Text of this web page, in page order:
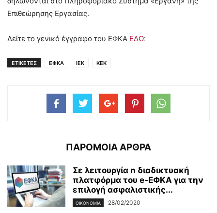
Επιθεώρησης Εργασίας.
Δείτε το γενικό έγγραφο του ΕΦΚΑ ΕΔΩ:
ΕΤΙΚΕΤΕΣ ΕΦΚΑ ΙΕΚ ΚΕΚ
ΠΑΡΟΜΟΙΑ ΑΡΘΡΑ
Σε λειτουργία n διαδικτυακή
πλατφόρμα του e-ΕΦΚΑ για την
επιλογή ασφαλιστικής...
ΟΙΚΟΝΟΜΊΑ 28/02/2020